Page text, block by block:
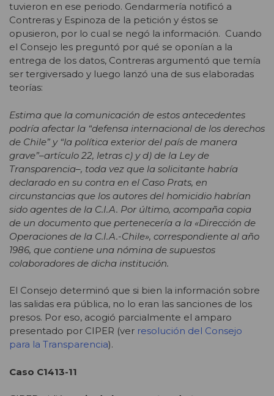
tuvieron en ese periodo. Gendarmería notificó a
Contreras y Espinoza de la petición y éstos se
opusieron, por lo cual se negó la información. Cuando
el Consejo les preguntó por qué se oponían a la
entrega de los datos, Contreras argumentó que temía
ser tergiversado y luego lanzó una de sus elaboradas
teorías:
Estima que la comunicación de estos antecedentes
podría afectar la “defensa internacional de los derechos
de Chile” y “la política exterior del país de manera
grave”–artículo 22, letras c) y d) de la Ley de
Transparencia–, toda vez que la solicitante habría
declarado en su contra en el Caso Prats, en
circunstancias que los autores del homicidio habrían
sido agentes de la C.I.A. Por último, acompaña copia
de un documento que pertenecería a la «Dirección de
Operaciones de la C.I.A.-Chile», correspondiente al año
1986, que contiene una nómina de supuestos
colaboradores de dicha institución.
El Consejo determinó que si bien la información sobre
las salidas era pública, no lo eran las sanciones de los
presos. Por eso, acogió parcialmente el amparo
presentado por CIPER (ver resolución del Consejo
para la Transparencia).
Caso C1413-11